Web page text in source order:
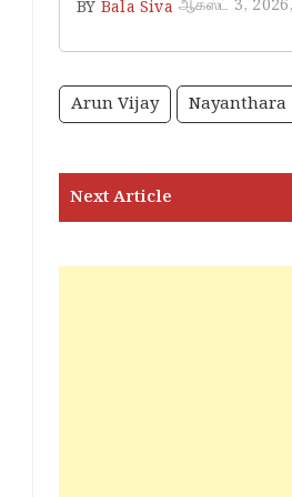
BY Bala Siva ஆகஸ்ட் 3,
Arun Vijay Nayanthara